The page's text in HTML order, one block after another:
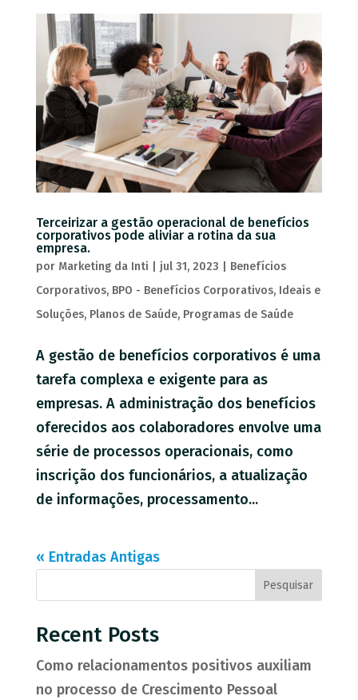
Terceirizar a gestão operacional de benefícios
corporativos pode aliviar a rotina da sua
empresa.
por Marketing da Inti jul 31, 2023
Benefícios
Corporativos, BPO - Benefícios Corporativos, Ideais e
Soluções, Planos de Saúde, Programas de Saúde
A gestão de benefícios corporativos é uma
tarefa complexa e exigente para as
empresas. A administração dos benefícios
oferecidos aos colaboradores envolve uma
série de processos operacionais, como
inscrição dos funcionários, a atualização
de informações, processamento...
« Entradas Antigas
Pesquisar
Recent Posts
Como relacionamentos positivos auxiliam
no processo de Crescimento Pessoal